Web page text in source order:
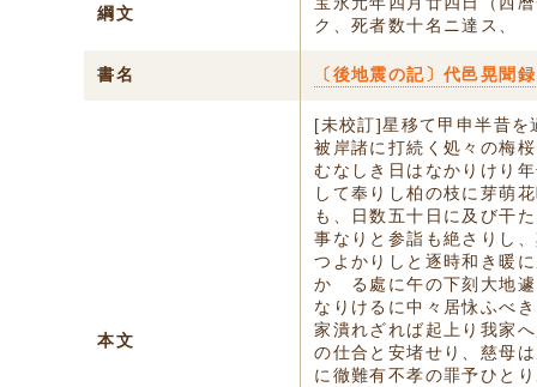
綱文
ク、死者数十名ニ達ス、
書名 〔後地震の記〕代邑晃聞録
本文
[未校訂]星移て甲申半昔
被岸諸に打続く処々の梅
むなしき日はなかりけり
して奉りし柏の枝に芽萌
も、日数五十日に及び干
事なりと参詣も絶さりし
つよかりしと逐時和き暖
かゝる處に午の下刻大地
なりけるに中々居怺ふべ
家潰れざれば起上り我家
の仕合と安堵せり、慈母
に徹難有不孝の罪予ひと